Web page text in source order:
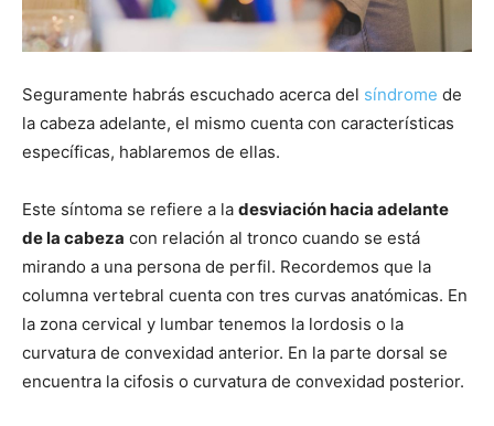
Seguramente habrás escuchado acerca del síndrome de
la cabeza adelante, el mismo cuenta con características
específicas, hablaremos de ellas.
Este síntoma se refiere a la desviación hacia adelante
de la cabeza con relación al tronco cuando se está
mirando a una persona de perfil. Recordemos que la
columna vertebral cuenta con tres curvas anatómicas. En
la zona cervical y lumbar tenemos la lordosis o la
curvatura de convexidad anterior. En la parte dorsal se
encuentra la cifosis o curvatura de convexidad posterior.